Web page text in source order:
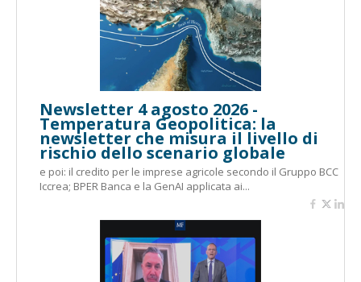
Newsletter 4 agosto 2026 -
Temperatura Geopolitica: la
newsletter che misura il livello di
rischio dello scenario globale
e poi: il credito per le imprese agricole secondo il Gruppo BCC
Iccrea; BPER Banca e la GenAI applicata ai...